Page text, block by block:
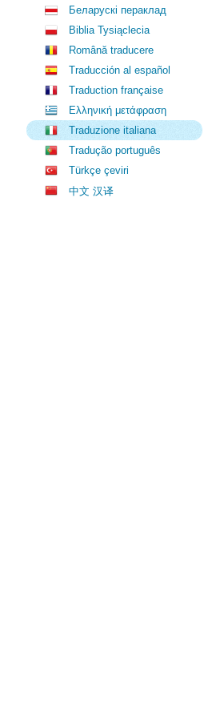
Беларускі пераклад
Biblia Tysiąclecia
Română traducere
Traducción al español
Traduction française
Ελληνική μετάφραση
Traduzione italiana
Tradução português
Türkçe çeviri
中文 汉译